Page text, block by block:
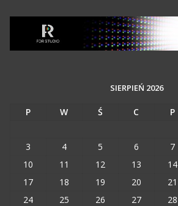
SIERPIEŃ 2026
P W Ś C P
3
4 5 6 7
10
11 12 13 14
17
18 19 20 21
24
25 26 27 28